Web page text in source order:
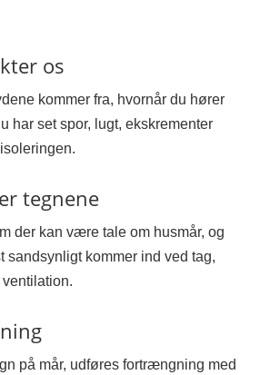
os
kommer fra, hvornår du hører
har set spor, lugt, ekskrementer
tegnene
der kan være tale om husmår, og
sandsynligt kommer ind ved tag,
på mår, udføres fortrængning med